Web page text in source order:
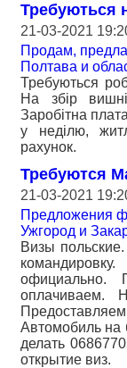
Требуються
21-03-2021
Продам,
Полтава и
Требуються
На збір
Заробітна
у неділю,
рахунок.
Требуются
21-03-2021
Предложения
Ужгород и
Визы
официально.
оплачиваем.
Автомобиль на
делать
открытие виз.